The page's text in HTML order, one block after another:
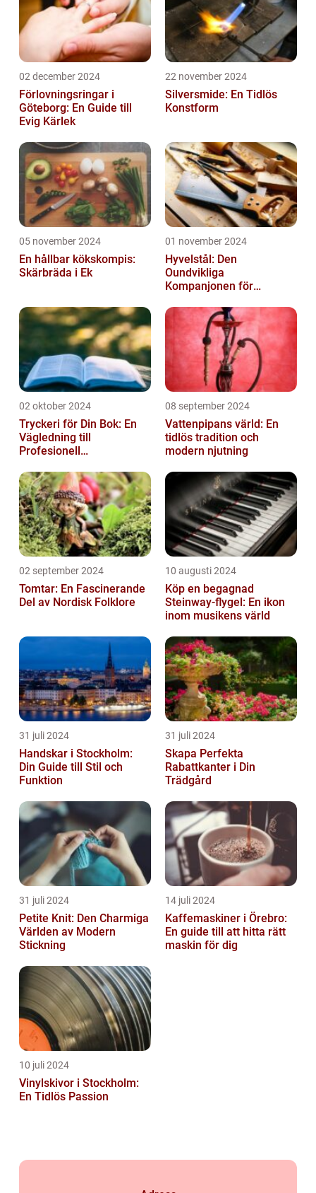
02 december 2024
Förlovningsringar i
Göteborg: En Guide till
Evig Kärlek
22 november 2024
Silversmide: En Tidlös
Konstform
05 november 2024
En hållbar kökskompis:
Skärbräda i Ek
01 november 2024
Hyvelstål: Den
Oundvikliga
Kompanjonen för
02 oktober 2024
Tryckeri för Din Bok: En
Vägledning till
Profesionell
08 september 2024
Vattenpipans värld: En
tidlös tradition och
modern njutning
02 september 2024
Tomtar: En Fascinerande
Del av Nordisk Folklore
10 augusti 2024
Köp en begagnad
Steinway-flygel: En ikon
inom musikens värld
31 juli 2024
Handskar i Stockholm:
Din Guide till Stil och
Funktion
31 juli 2024
Skapa Perfekta
Rabattkanter i Din
Trädgård
31 juli 2024
Petite Knit: Den Charmiga
Världen av Modern
Stickning
14 juli 2024
Kaffemaskiner i Örebro:
En guide till att hitta rätt
maskin för dig
10 juli 2024
Vinylskivor i Stockholm:
En Tidlös Passion